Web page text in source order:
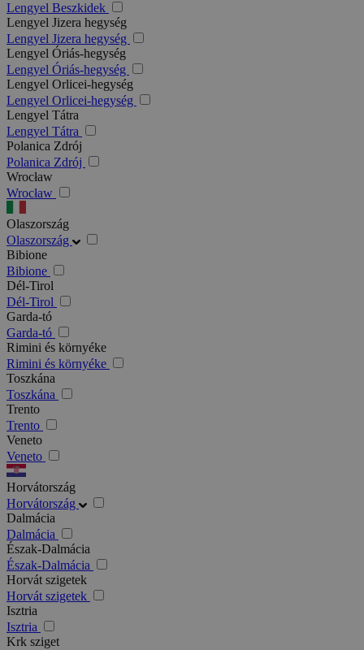
Lengyel Beszkidek
Lengyel Jizera hegység
Lengyel Jizera hegység
Lengyel Óriás-hegység
Lengyel Óriás-hegység
Lengyel Orlicei-hegység
Lengyel Orlicei-hegység
Lengyel Tátra
Lengyel Tátra
Polanica Zdrój
Polanica Zdrój
Wrocław
Wrocław
Olaszország
Olaszország
Bibione
Bibione
Dél-Tirol
Dél-Tirol
Garda-tó
Garda-tó
Rimini és környéke
Rimini és környéke
Toszkána
Toszkána
Trento
Trento
Veneto
Veneto
Horvátország
Horvátország
Dalmácia
Dalmácia
Észak-Dalmácia
Észak-Dalmácia
Horvát szigetek
Horvát szigetek
Isztria
Isztria
Krk sziget